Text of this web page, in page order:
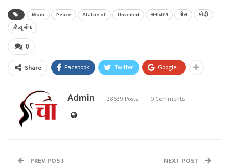
Modi Peace Statue of Unveiled अनावरण पीस
मोदी
स्टैच्यू ऑफ
0
Share Facebook Twitter Google+
Admin 28639 Posts 0 Comments
PREV POST NEXT POST